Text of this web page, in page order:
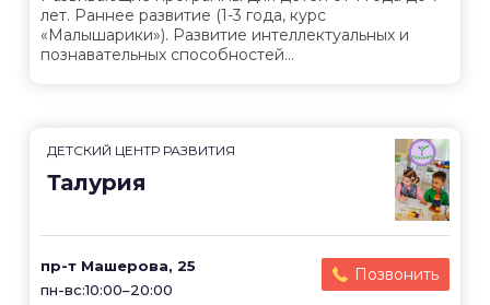
лет. Раннее развитие (1-3 года, курс
«Малышарики»). Развитие интеллектуальных и
познавательных способностей...
ДЕТСКИЙ ЦЕНТР РАЗВИТИЯ
Талурия
пр-т Машерова, 25
пн-вс:10:00–20:00
Позвонить